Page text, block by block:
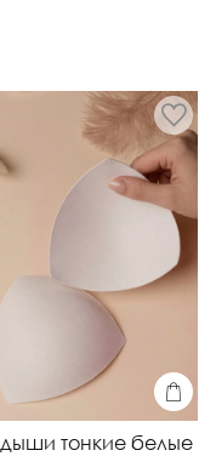
деликатных
отжать
тонкие белые